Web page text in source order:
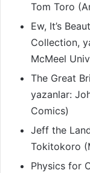
Tom Toro
Ew, It’s
Collection,
McMeel
The Great
yazanlar:
Comics)
Jeff the
Tokitokoro
Physics for